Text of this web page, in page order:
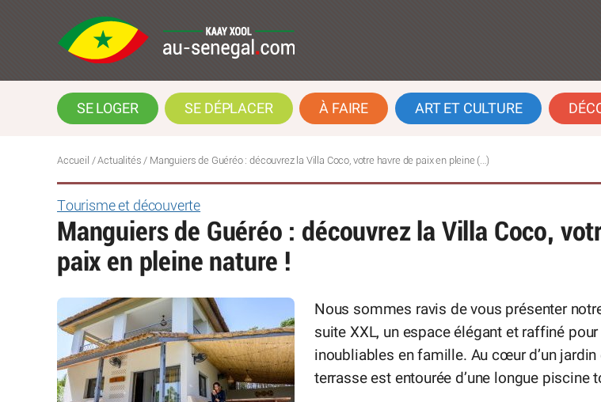
SE LOGER SE DÉPLACER À FAIRE ART ET CULTURE
Accueil /Actualités / Manguiers de Guéréo : découvrez la Villa Coco, votre havre de paix en pleine (…)
Tourisme et découverte
Manguiers de Guéréo : découvrez la Villa Coco,
paix en pleine nature !
Nous sommes ravis de vous présenter
suite XXL, un espace élégant et raffiné
inoubliables en famille. Au cœur d’un jardin
terrasse est entourée d’une longue piscine